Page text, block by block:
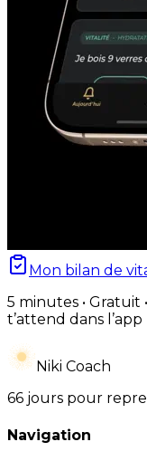
Mon bilan de
5 minutes • Gratuit
t’attend dans l’app
Niki Coach
66 jours pour
Navigation